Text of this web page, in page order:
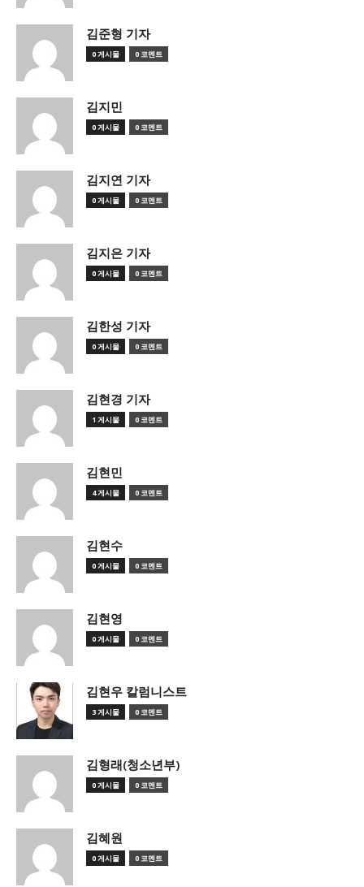
김준형 기자
0 게시물 0 코멘트
김지민
0 게시물 0 코멘트
김지연 기자
0 게시물 0 코멘트
김지은 기자
0 게시물 0 코멘트
김한성 기자
0 게시물 0 코멘트
김현경 기자
1 게시물 0 코멘트
김현민
4 게시물 0 코멘트
김현수
0 게시물 0 코멘트
김현영
0 게시물 0 코멘트
김현우 칼럼니스트
3 게시물 0 코멘트
김형래(청소년부)
0 게시물 0 코멘트
김혜원
0 게시물 0 코멘트